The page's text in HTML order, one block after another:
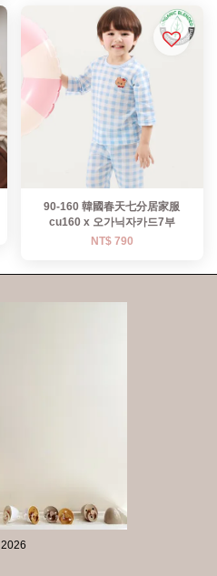
90-160 韓國春天七分居家服
cu160 x 오가닉자카드7부
NT$ 790
2026